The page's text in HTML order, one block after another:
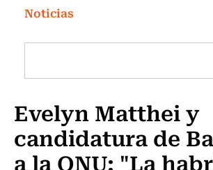
Investigación
Cultura
Programas Radio y TV Usach
Noticias
Evelyn Matthei y
candidatura de
a la ONU: "La